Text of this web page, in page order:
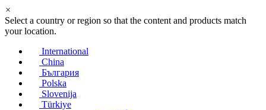
×
Select a country or region so that the content and products match
your location.
International
China
България
Polska
Slovenija
Türkiye